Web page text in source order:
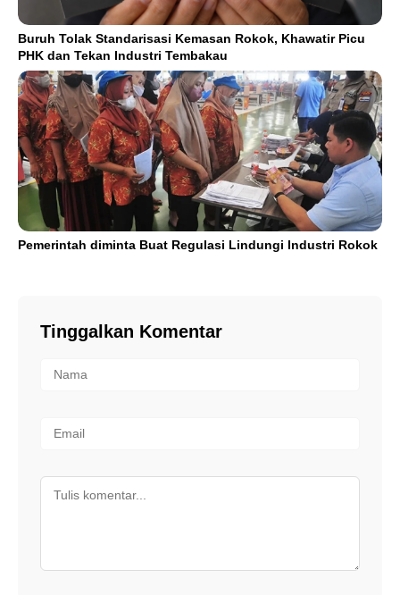
Buruh Tolak Standarisasi Kemasan Rokok, Khawatir Picu
PHK dan Tekan Industri Tembakau
Pemerintah diminta Buat Regulasi Lindungi Industri Rokok
Tinggalkan Komentar